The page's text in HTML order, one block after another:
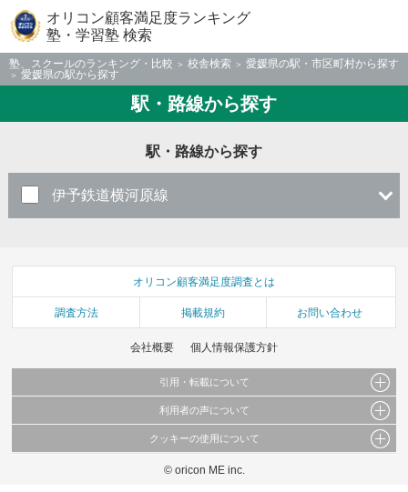
オリコン顧客満足度ランキング
塾・学習塾 検索
塾、スクールのランキング・比較 校舎検索
愛媛県の駅・市区町村から探す
愛媛県の駅から探す
駅・路線から探す
駅・路線から探す
伊予鉄道横河原線
オリコン顧客満足度調査とは
調査方法 掲載規約 お問い合わせ
会社概要 個人情報保護方針
引用・転載について
当サイトで公開されている情報（文字、写真、イラスト、画像データ等）及びこれらの配
これらの情報を権利者の許可なく無断転載・複製などの二次利用を行うことは固く禁じて
利用者の声について
当サイトに掲載している内容はすべてサービスの利用者が提出された見解・感想です。
弊社の見解・ 意見ではないことをご理解いただいた上でご覧ください。
クッキーの使用について
このサイトでは Cookie を使用して、ユーザーに合わせたコンテンツや広告の表示、ソー
© oricon ME inc.